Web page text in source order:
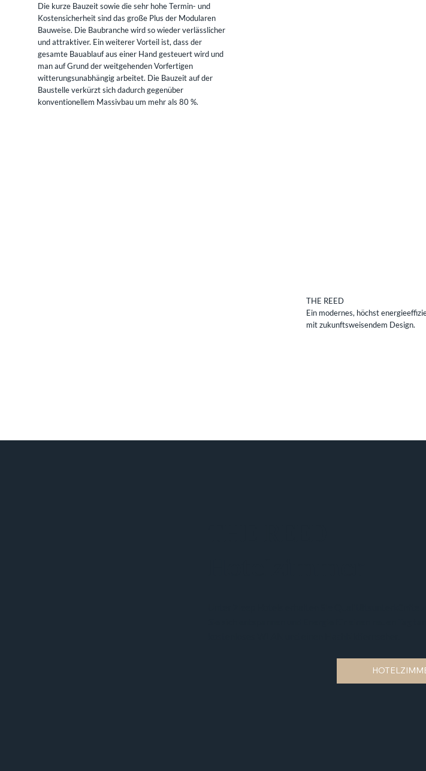
Die kurze Bauzeit sowie die sehr hohe Termin- und
Kostensicherheit sind das große Plus der Modularen
Bauweise. Die Baubranche wird so wieder verlässlicher
und attraktiver. Ein weiterer Vorteil ist, dass der
gesamte Bauablauf aus einer Hand gesteuert wird und
man auf Grund der weitgehenden Vorfertigen
witterungsunabhängig arbeitet. Die Bauzeit auf der
Baustelle verkürzt sich dadurch gegenüber
konventionellem Massivbau um mehr als 80 %.
THE REED
Ein modernes, höchst
mit zukunftsweisendem Design.